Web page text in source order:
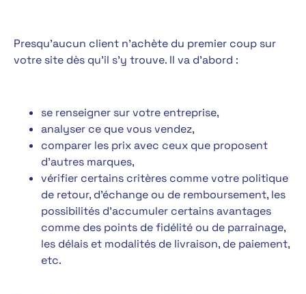
Presqu’aucun client n’achète du premier coup sur
votre site dès qu’il s’y trouve. Il va d’abord :
se renseigner sur votre entreprise,
analyser ce que vous vendez,
comparer les prix avec ceux que proposent
d’autres marques,
vérifier certains critères comme votre politique
de retour, d’échange ou de remboursement, les
possibilités d’accumuler certains avantages
comme des points de fidélité ou de parrainage,
les délais et modalités de livraison, de paiement,
etc.